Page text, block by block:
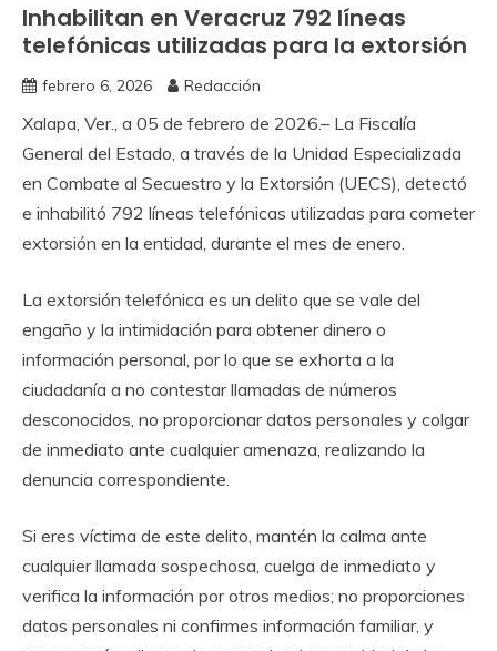
Inhabilitan en Veracruz 792 líneas
telefónicas utilizadas para la extorsión
febrero 6, 2026 Redacción
Xalapa, Ver., a 05 de febrero de 2026.– La Fiscalía
General del Estado, a través de la Unidad Especializada
en Combate al Secuestro y la Extorsión (UECS), detectó
e inhabilitó 792 líneas telefónicas utilizadas para cometer
extorsión en la entidad, durante el mes de enero.
La extorsión telefónica es un delito que se vale del
engaño y la intimidación para obtener dinero o
información personal, por lo que se exhorta a la
ciudadanía a no contestar llamadas de números
desconocidos, no proporcionar datos personales y colgar
de inmediato ante cualquier amenaza, realizando la
denuncia correspondiente.
Si eres víctima de este delito, mantén la calma ante
cualquier llamada sospechosa, cuelga de inmediato y
verifica la información por otros medios; no proporciones
datos personales ni confirmes información familiar, y